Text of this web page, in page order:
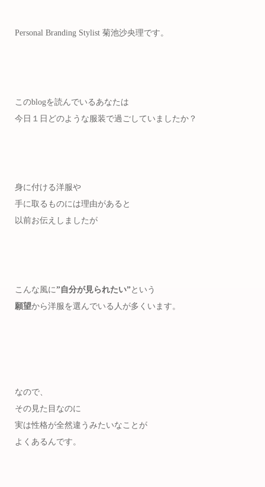
Personal Branding Stylist 菊池沙央理です。
このblogを読んでいるあなたは
今日１日どのような服装で過ごしていましたか？
身に付ける洋服や
手に取るものには理由があると
以前お伝えしましたが
こんな風に”自分が見られたい”という
願望から洋服を選んでいる人が多くいます。
なので、
その見た目なのに
実は性格が全然違うみたいなことが
よくあるんです。